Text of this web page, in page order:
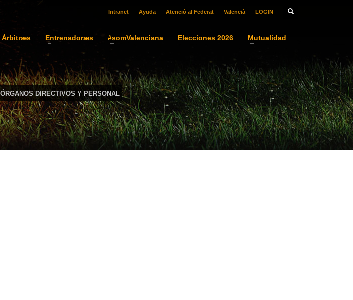
Intranet Ayuda Atenció al Federat Valencià LOGIN
Àrbitræs Entrenadoræs #somValenciana Elecciones 2026
Mutualidad
ÓRGANOS DIRECTIVOS Y PERSONAL